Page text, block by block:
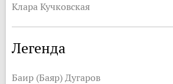
Клара Кучковская
Легенда
Баир (Баяр) Дугаров